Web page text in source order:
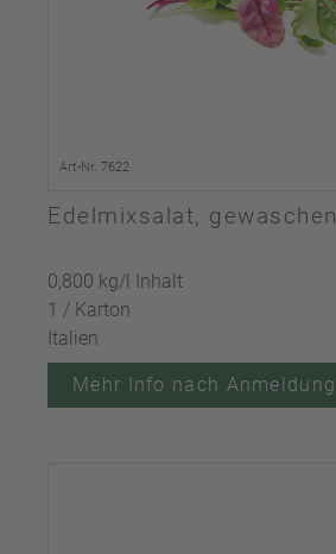
Art-Nr. 7622
Edelmixsalat, gewaschen
0,800 kg/l Inhalt
1 / Karton
Italien
Mehr Info nach Anmeldung